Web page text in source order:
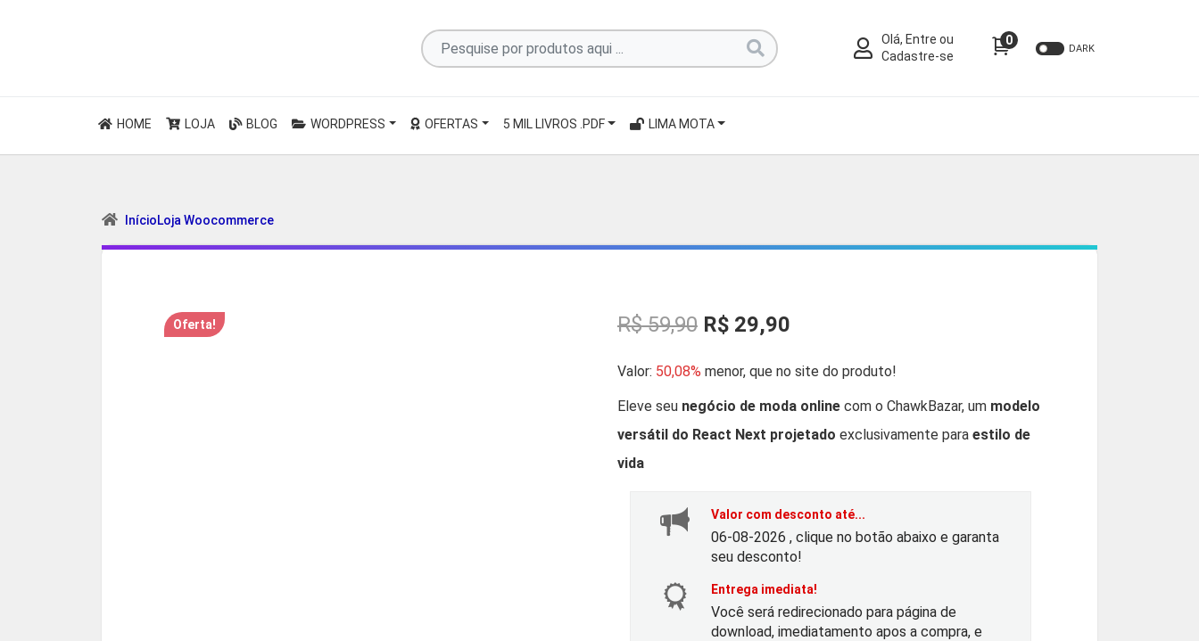
Pesquise
por
Olá, Entre ou
Cadastre-se
0
DARK
HOME LOJA BLOG WORDPRESS OFERTAS 5 MIL LIVROS .PDF LIMA MOTA
InícioLoja Woocommerce
Oferta! R$59,90 O
p
r
o
o
R$29,90O
p
r
o
a
t
Valor: 50,08% menor, que no site do produto!
Eleve seu negócio de moda online com o ChawkBazar, um modelo
versátil do React Next projetado exclusivamente para estilo de
vida
Valor com desconto até...
06-08-2026 , clique no botão abaixo e garanta
seu desconto!
Entrega imediata!
Você será redirecionado para página de
download, imediatamento apos a compra, e